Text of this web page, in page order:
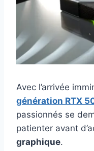
Avec l’arrivée
génération RTX
passionnés se
patienter avant
graphique.